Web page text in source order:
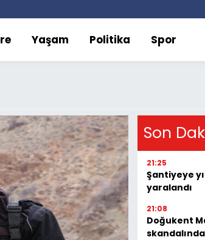
Yaşam Politika Spor
Son
21:25
Şantiyeye
yaralandı
21:08
Doğukent